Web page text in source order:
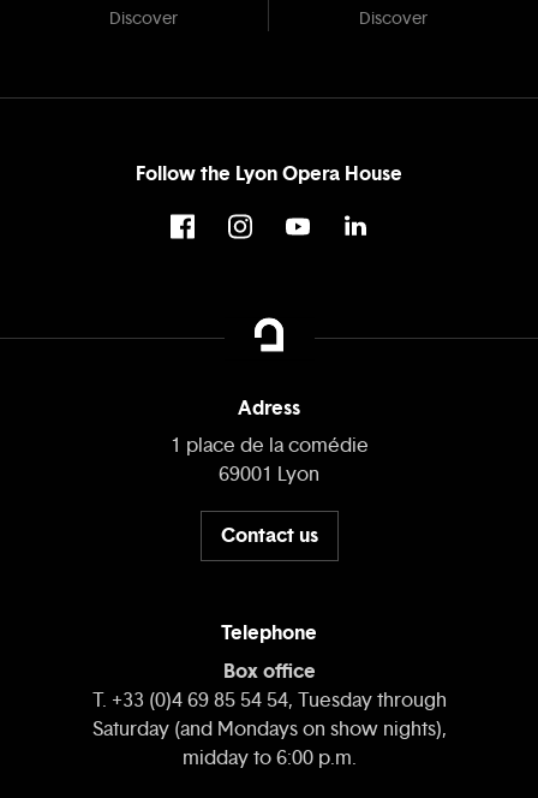
Discover Discover
Follow the Lyon Opera House
Adress
1 place de la comédie
69001 Lyon
Contact us
Telephone
Box office
T. +33 (0)4 69 85 54 54, Tuesday through
Saturday (and Mondays on show nights),
midday to 6:00 p.m.